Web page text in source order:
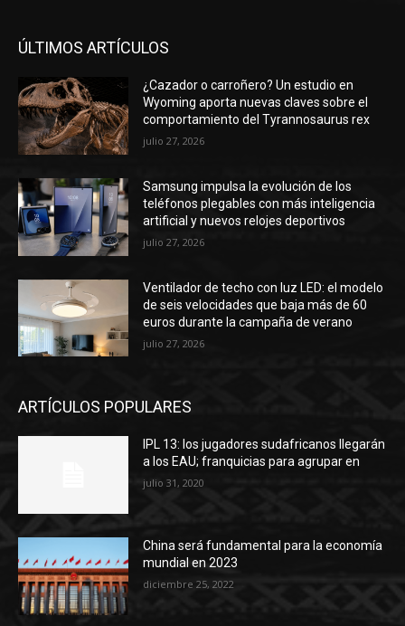
ÚLTIMOS ARTÍCULOS
¿Cazador o carroñero? Un estudio en
Wyoming aporta nuevas claves sobre el
comportamiento del Tyrannosaurus rex
julio 27, 2026
Samsung impulsa la evolución de los
teléfonos plegables con más inteligencia
artificial y nuevos relojes deportivos
julio 27, 2026
Ventilador de techo con luz LED: el modelo
de seis velocidades que baja más de 60
euros durante la campaña de verano
julio 27, 2026
ARTÍCULOS POPULARES
IPL 13: los jugadores sudafricanos llegarán
a los EAU; franquicias para agrupar en
julio 31, 2020
China será fundamental para la economía
mundial en 2023
diciembre 25, 2022